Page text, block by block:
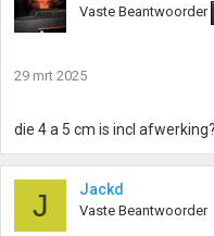
Vaste Beantwoorder
29 mrt 2025
die 4 a 5 cm is incl afwerking?
J Jackd
Vaste Beantwoorder